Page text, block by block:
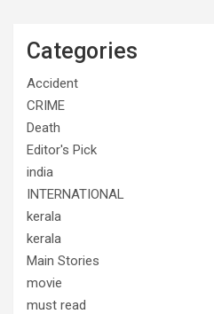
Categories
Accident
CRIME
Death
Editor's Pick
india
INTERNATIONAL
kerala
kerala
Main Stories
movie
must read